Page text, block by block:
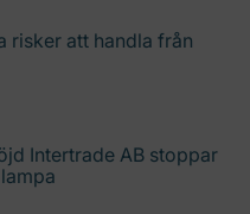
risker att handla från
Intertrade AB stoppar